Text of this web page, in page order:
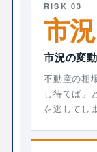
RISK 03
市況
市況の変動
不動産の相
し待てば」
を逃してし